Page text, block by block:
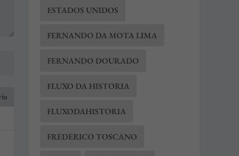
ESTADOS UNIDOS
FERNANDO DA MOTA LIMA
FERNANDO DOURADO
FLUXO DA HISTORIA
FLUXODAHISTORIA
FREDERICO TOSCANO